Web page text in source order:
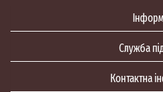
Служба
Контактна